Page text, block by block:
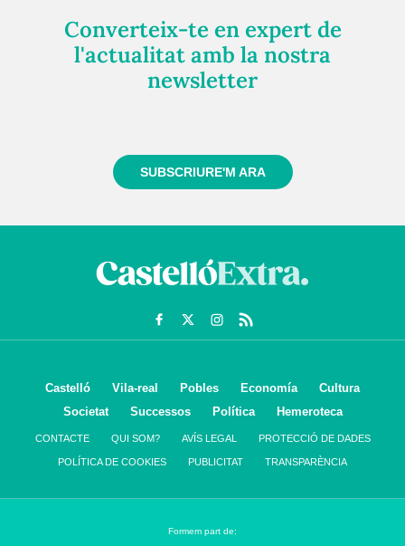
Converteix-te en expert de
l'actualitat amb la nostra
newsletter
SUBSCRIURE'M ARA
Castelló Vila-real Pobles Economía
Cultura
Societat
Successos Política Hemeroteca
CONTACTE QUI SOM? AVÍS LEGAL PROTECCIÓ DE DADES
POLÍTICA DE COOKIES PUBLICITAT TRANSPARÈNCIA
Formem part de: